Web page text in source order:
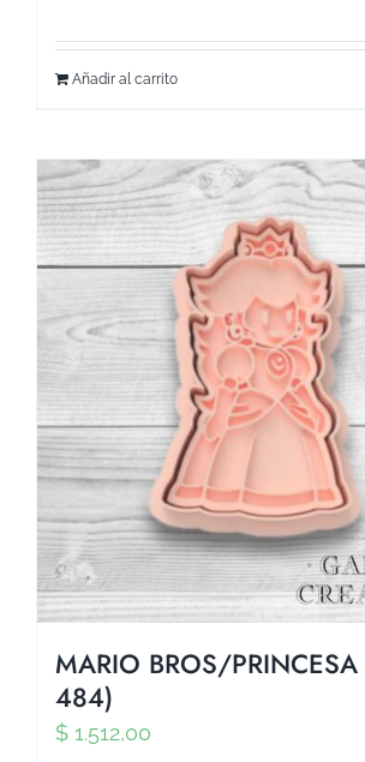
Añadir al carrito
MARIO BROS/
484)
$ 1.512,00